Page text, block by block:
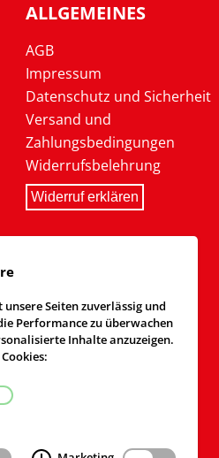
ALLGEMEINES
AGB
Impressum
Datenschutz und Sicherheit
Versand und
Zahlungsbedingungen
Widerrufsbelehrung
Widerruf erklären
Seiten zuverlässig und
Performance zu überwachen
Inhalte anzuzeigen.